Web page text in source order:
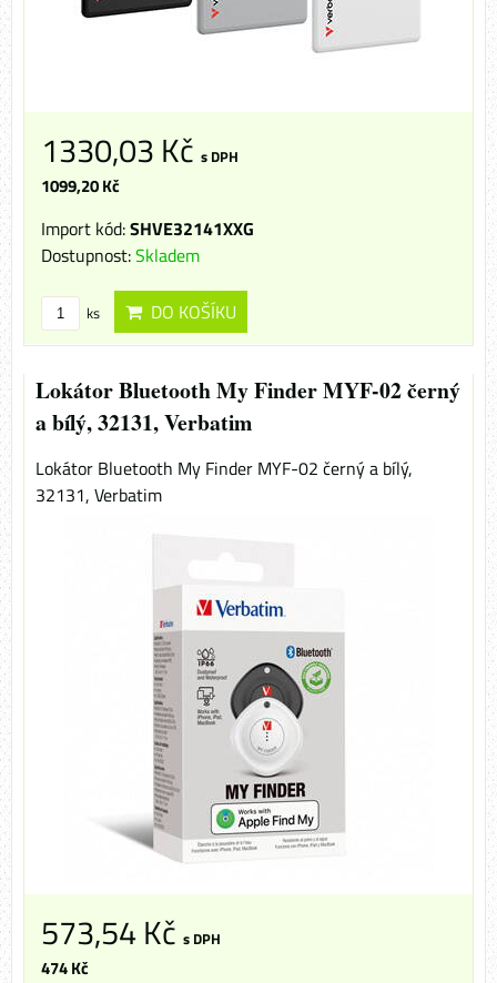
1330,03 Kč s DPH
1099,20 Kč
Import kód:SHVE32141XXG
Dostupnost:Skladem
ks DO KOŠÍKU
Lokátor Bluetooth My Finder MYF-02 černý
a bílý, 32131, Verbatim
Lokátor Bluetooth My Finder MYF-02 černý a bílý,
32131, Verbatim
573,54 Kč s DPH
474 Kč